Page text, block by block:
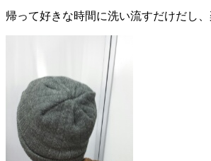
帰って好きな時間に洗い流すだけだし、